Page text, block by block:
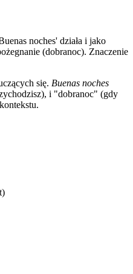
noches' działa i jako
(dobranoc). Znaczenie
się. Buenas noches
i "dobranoc" (gdy